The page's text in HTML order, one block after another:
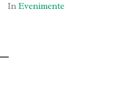
In Evenimente